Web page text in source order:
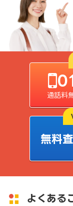
通話料
無料
よくある